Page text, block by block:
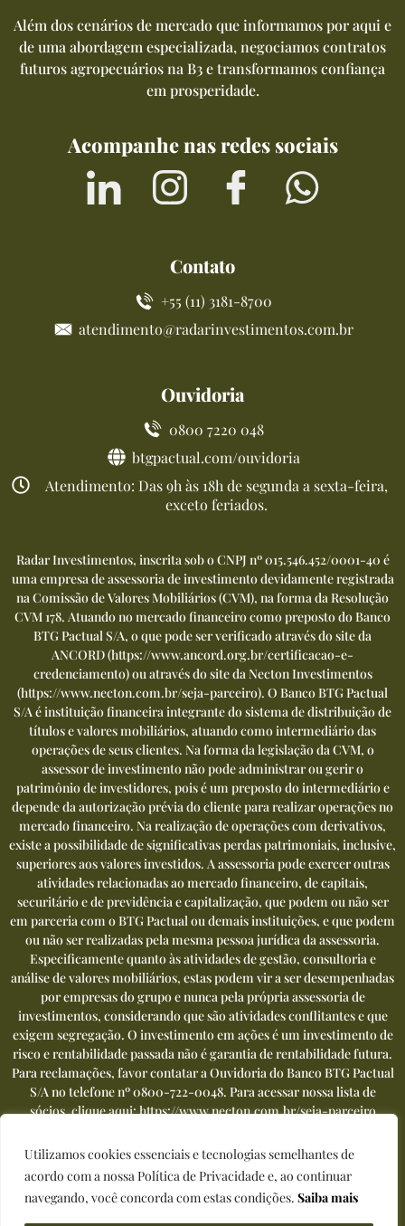
Utilizamos cookies essenciais e tecnologias semelhantes de
acordo com a nossa Política de Privacidade e, ao continuar
navegando, você concorda com estas condições. Saiba mais
Além dos cenários de mercado que informamos por aqui e
de uma abordagem especializada, negociamos contratos
futuros agropecuários na B3 e transformamos confiança
em prosperidade.
Acompanhe nas redes sociais
Contato
+55 (11) 3181-8700
atendimento@radarinvestimentos.com.br
Ouvidoria
0800 7220 048
btgpactual.com/ouvidoria
Atendimento: Das 9h às 18h de segunda a sexta-feira,
exceto feriados.
Radar Investimentos, inscrita sob o CNPJ nº 015.546.452/0001-40 é
uma empresa de assessoria de investimento devidamente registrada
na Comissão de Valores Mobiliários (CVM), na forma da Resolução
CVM 178. Atuando no mercado financeiro como preposto do Banco
BTG Pactual S/A, o que pode ser verificado através do site da
ANCORD (https://www.ancord.org.br/certificacao-e-
credenciamento) ou através do site da Necton Investimentos
(https://www.necton.com.br/seja-parceiro). O Banco BTG Pactual
S/A é instituição financeira integrante do sistema de distribuição de
títulos e valores mobiliários, atuando como intermediário das
operações de seus clientes. Na forma da legislação da CVM, o
assessor de investimento não pode administrar ou gerir o
patrimônio de investidores, pois é um preposto do intermediário e
depende da autorização prévia do cliente para realizar operações no
mercado financeiro. Na realização de operações com derivativos,
existe a possibilidade de significativas perdas patrimoniais, inclusive,
superiores aos valores investidos. A assessoria pode exercer outras
atividades relacionadas ao mercado financeiro, de capitais,
securitário e de previdência e capitalização, que podem ou não ser
em parceria com o BTG Pactual ou demais instituições, e que podem
ou não ser realizadas pela mesma pessoa jurídica da assessoria.
Especificamente quanto às atividades de gestão, consultoria e
análise de valores mobiliários, estas podem vir a ser desempenhadas
por empresas do grupo e nunca pela própria assessoria de
investimentos, considerando que são atividades conflitantes e que
exigem segregação. O investimento em ações é um investimento de
risco e rentabilidade passada não é garantia de rentabilidade futura.
Para reclamações, favor contatar a Ouvidoria do Banco BTG Pactual
S/A no telefone nº0800-722-0048. Para acessar nossa lista de
sócios, clique aqui:https://www.necton.com.br/seja-parceiro
Política de privacidade | Termos de uso